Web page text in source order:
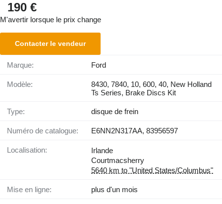
190 €
M'avertir lorsque le prix change
Contacter le vendeur
Marque: Ford
Modèle:
8430, 7840, 10, 600, 40, New Holland
Ts Series, Brake Discs Kit
Type: disque de frein
Numéro de catalogue: E6NN2N317AA, 83956597
Localisation:
Irlande
Courtmacsherry
5640 km to "United States/Columbus"
Mise en ligne: plus d'un mois